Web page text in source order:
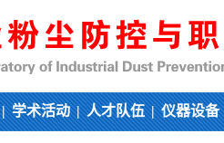
|学术活动|人才队伍|仪器设备